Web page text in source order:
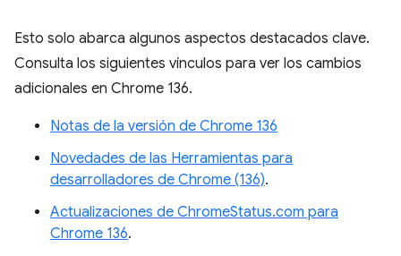
Esto solo abarca algunos aspectos destacados clave.
Consulta los siguientes vínculos para ver los cambios
adicionales en Chrome 136.
Notas de la versión de Chrome 136
Novedades de las Herramientas para
desarrolladores de Chrome (136).
Actualizaciones de ChromeStatus.com para
Chrome 136.